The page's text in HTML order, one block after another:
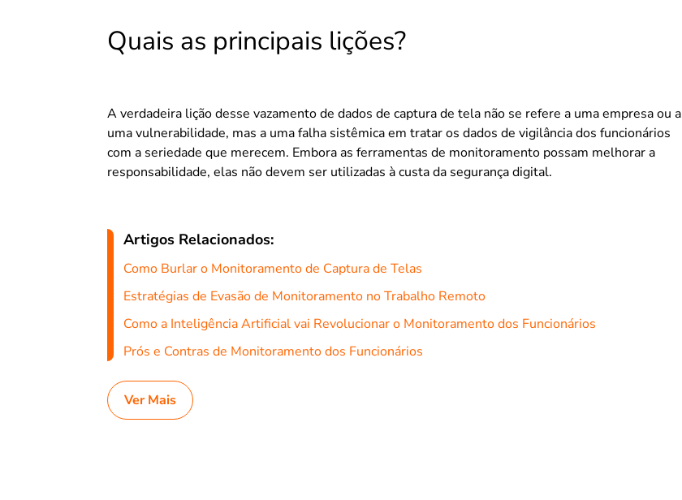
Quais as principais lições?
A verdadeira lição desse vazamento de dados de captura de tela não se refere a uma empresa ou a
uma vulnerabilidade, mas a uma falha sistêmica em tratar os dados de vigilância dos funcionários
com a seriedade que merecem. Embora as ferramentas de monitoramento possam melhorar a
responsabilidade, elas não devem ser utilizadas à custa da segurança digital.
Artigos Relacionados:
Como Burlar o Monitoramento de Captura de Telas
Estratégias de Evasão de Monitoramento no Trabalho Remoto
Como a Inteligência Artificial vai Revolucionar o Monitoramento dos Funcionários
Prós e Contras de Monitoramento dos Funcionários
Ver Mais